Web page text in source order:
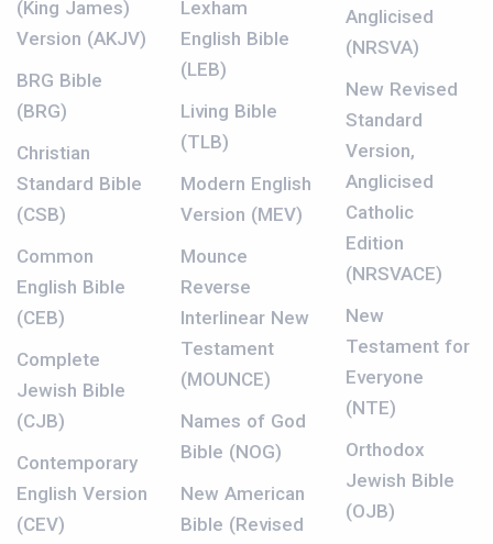
(King James)
Version (AKJV)
BRG Bible
(BRG)
Christian
Standard Bible
(CSB)
Common
English Bible
(CEB)
Complete
Jewish Bible
(CJB)
Contemporary
English Version
(CEV)
Lexham
English Bible
(LEB)
Living Bible
(TLB)
Modern English
Version (MEV)
Mounce
Reverse
Interlinear New
Testament
(MOUNCE)
Names of God
Bible (NOG)
New American
Bible (Revised
Anglicised
(NRSVA)
New Revised
Standard
Version,
Anglicised
Catholic
Edition
(NRSVACE)
New
Testament for
Everyone
(NTE)
Orthodox
Jewish Bible
(OJB)